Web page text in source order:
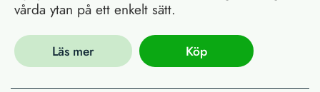
vårda ytan på ett enkelt sätt.
Läs mer Köp